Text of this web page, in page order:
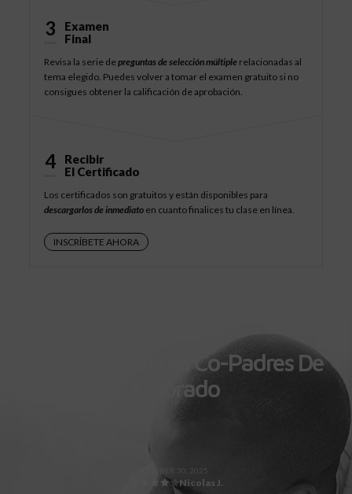
3
Examen
Final
Revisa la serie depreguntas de selección múltiple relacionadas al
tema elegido. Puedes volver a tomar el examen gratuito si no
consigues obtener la calificación de aprobación.
4
Recibir
El Certificado
Los certificados son gratuitos y están disponibles para
descargarlos de inmediato en cuanto finalices tu clase en línea.
INSCRÍBETE AHORA
Lo Que Dicen Las Co-Padres De
Colorado
NOVEMBER 30, 2025
Nicolas J.